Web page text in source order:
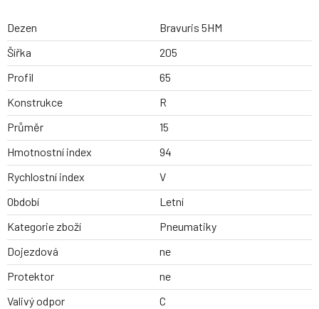
Dezen
Bravuris 5HM
Šířka
205
Profil
65
Konstrukce
R
Průměr
15
Hmotnostní index
94
Rychlostní index
V
Období
Letní
Kategorie zboží
Pneumatiky
Dojezdová
ne
Protektor
ne
Valivý odpor
C